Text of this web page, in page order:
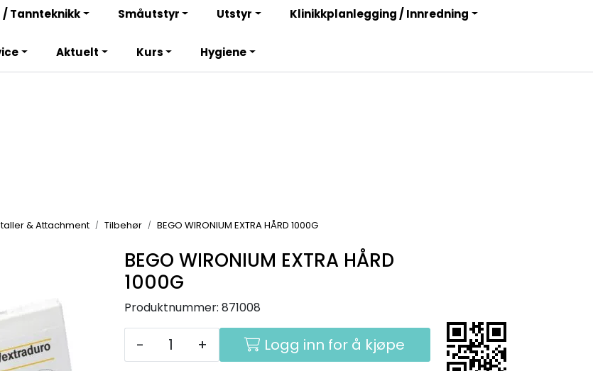
Bli totalkunde og få en rekke fordeler. Les mer!
Tannteknikk Småutstyr Utstyr Klinikkplanlegging / Innredning
Aktuelt Kurs Hygiene
& Attachment Tilbehør BEGO WIRONIUM EXTRA HÅRD 1000G
BEGO WIRONIUM EXTRA HÅRD
1000G
Produktnummer: 871008
- + Logg inn for å kjøpe